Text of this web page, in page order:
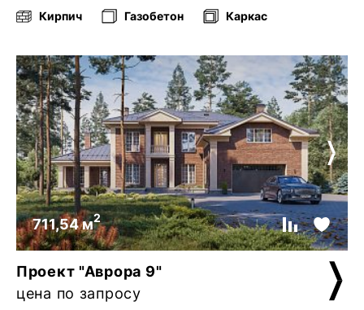
Кирпич Газобетон Каркас
711,54 м2
Проект "Аврора 9"
цена по запросу